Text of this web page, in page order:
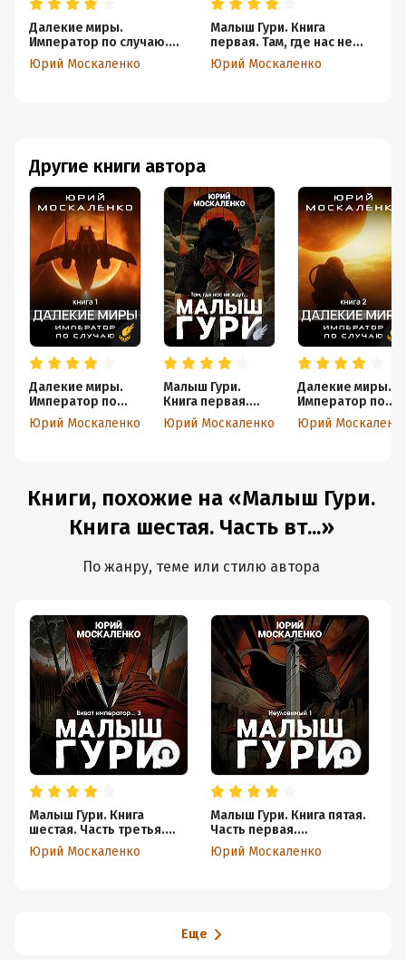
Другие книги автора
Далекие миры.
Император по
случаю. Книга
первая
Юрий Москаленко
Малыш Гури.
Книга первая.
Там, где нас не
ждут…
Юрий Москаленко
Далекие миры.
Император по
случаю. Книга
вторая
Юрий
Далекие миры.
Император по случаю.
Книга первая
Юрий Москаленко
Малыш Гури. Книга
первая. Там, где нас не
ждут…
Юрий Москаленко
Книги, похожие на «Малыш Гури.
Книга шестая. Часть вт...»
По жанру, теме или стилю автора
Малыш Гури. Книга
шестая. Часть третья.
Виват, император…
Юрий Москаленко
Малыш Гури. Книга пятая.
Часть первая.
Неуловимый
Юрий Москаленко
Еще